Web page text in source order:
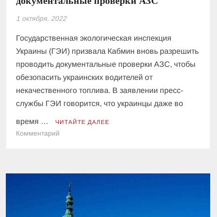
1 октября, 2022
Государственная экологическая инспекция
Украины (ГЭИ) призвала Кабмин вновь разрешить
проводить документальные проверки АЗС, чтобы
обезопасить украинских водителей от
некачественного топлива. В заявлении пресс-
службы ГЭИ говорится, что украинцы даже во
время … ЧИТАЙТЕ ДАЛЕЕ
Комментарий
документальные
проверки
АЗС